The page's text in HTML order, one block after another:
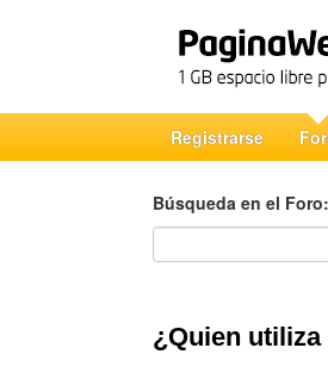
Registrarse
Búsqueda en el Foro:
Búsqueda en el Foro
¿Quien